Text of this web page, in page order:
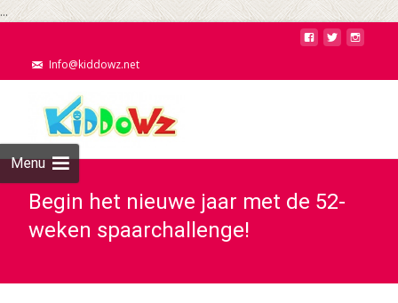
...
Info@kiddowz.net
Menu
Begin het nieuwe jaar met de 52-
weken spaarchallenge!